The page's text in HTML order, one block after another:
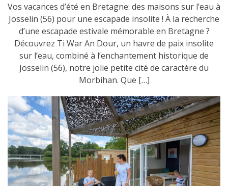
Vos vacances d’été en Bretagne: des maisons sur l’eau à
Josselin (56) pour une escapade insolite ! À la recherche
d’une escapade estivale mémorable en Bretagne ?
Découvrez Ti War An Dour, un havre de paix insolite
sur l’eau, combiné à l’enchantement historique de
Josselin (56), notre jolie petite cité de caractère du
Morbihan. Que […]